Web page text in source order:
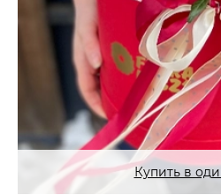
Купить в